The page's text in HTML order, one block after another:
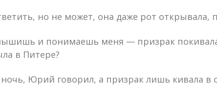
но не может, она даже рот открывала,
и понимаешь меня — призрак
в Питере?
Юрий говорил, а призрак лишь кивала в